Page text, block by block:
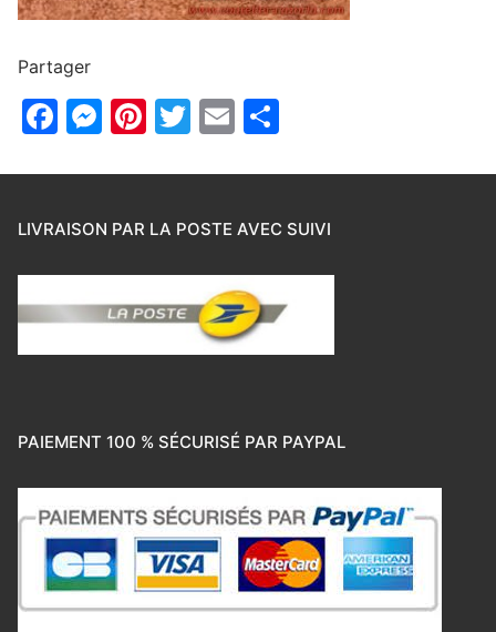
Partager
Facebook
Messenger
Pinterest
Twitter
Email
LIVRAISON PAR LA POSTE AVEC SUIVI
PAIEMENT 100 % SÉCURISÉ PAR PAYPAL